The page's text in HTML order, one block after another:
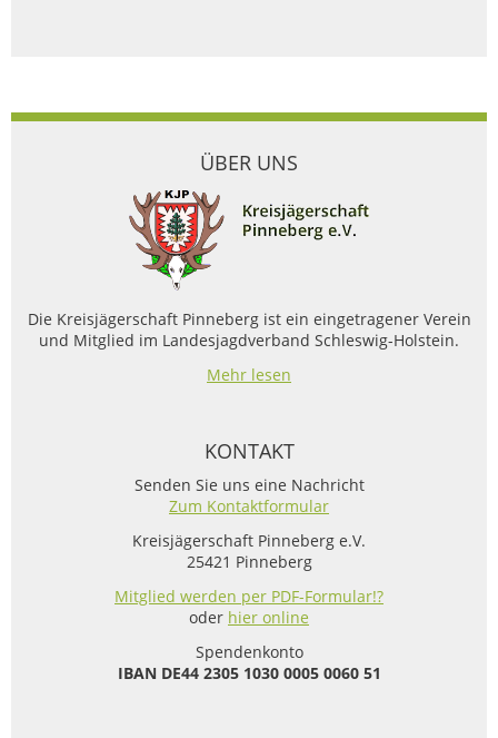
ÜBER UNS
Die Kreisjägerschaft Pinneberg ist ein eingetragener Verein
und Mitglied im Landesjagdverband Schleswig-Holstein.
Mehr lesen
KONTAKT
Senden Sie uns eine Nachricht
Zum Kontaktformular
Kreisjägerschaft Pinneberg e.V.
25421 Pinneberg
Mitglied werden per PDF-Formular!?
oder hier online
Spendenkonto
IBAN DE44 2305 1030 0005 0060 51